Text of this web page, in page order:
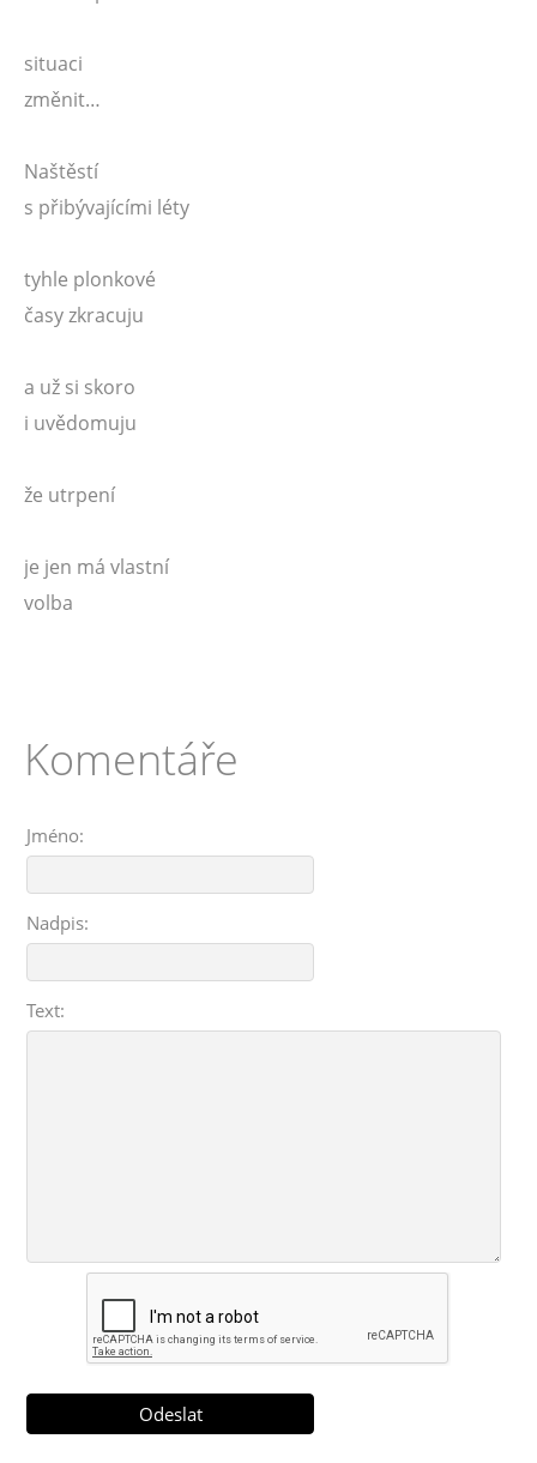
situaci
změnit…
Naštěstí
s přibývajícími léty
tyhle plonkové
časy zkracuju
a už si skoro
i uvědomuju
že utrpení
je jen má vlastní
volba
Komentáře
Jméno:
Nadpis:
Text: